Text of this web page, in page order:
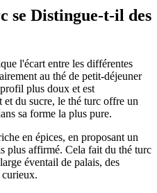
se Distingue-t-il des
l'écart entre les différentes
au thé de petit-déjeuner
plus doux et est
et du sucre, le thé turc offre un
sa forme la plus pure.
en épices, en proposant un
plus affirmé. Cela fait du thé turc
éventail de palais, des
curieux.